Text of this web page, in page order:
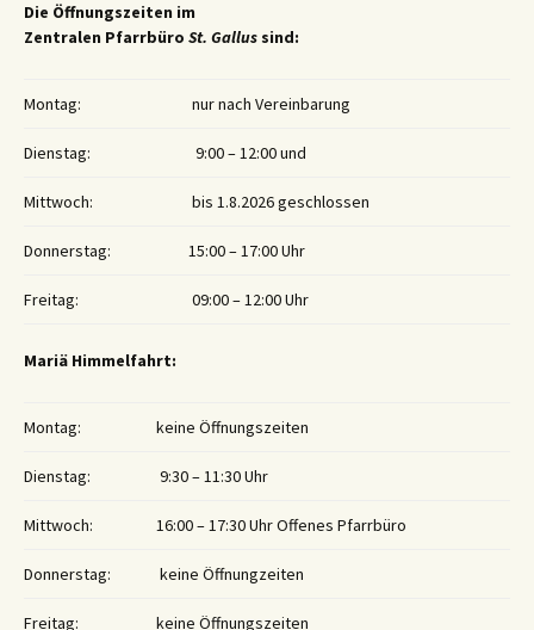
Die Öffnungszeiten im
Zentralen Pfarrbüro St. Gallus sind:
Montag: nur nach Vereinbarung
Dienstag: 9:00 – 12:00 und
Mittwoch: bis 1.8.2026 geschlossen
Donnerstag: 15:00 – 17:00 Uhr
Freitag: 09:00 – 12:00 Uhr
Mariä Himmelfahrt:
Montag: keine Öffnungszeiten
Dienstag: 9:30 – 11:30 Uhr
Mittwoch: 16:00 – 17:30 Uhr Offenes Pfarrbüro
Donnerstag: keine Öffnungzeiten
Freitag: keine Öffnungszeiten